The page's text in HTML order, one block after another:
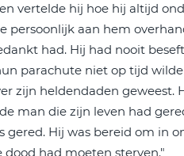
vertelde hij hoe hij altijd
persoonlijk aan hem
had. Hij had nooit
parachute niet op tijd
zijn heldendaden
man die zijn leven had
Hij was bereid om in
had moeten sterven."